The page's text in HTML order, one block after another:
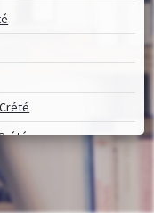
Baron
Patricia Crété